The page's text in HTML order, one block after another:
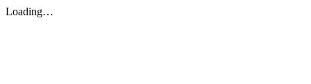
Loading…